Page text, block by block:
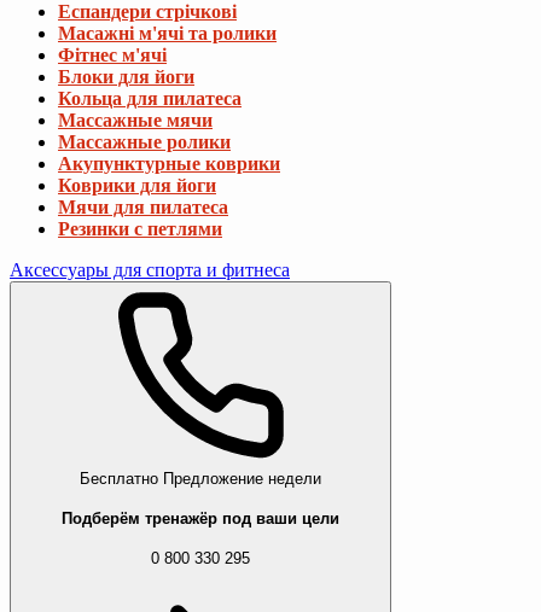
Еспандери стрічкові
Масажні м'ячі та ролики
Фітнес м'ячі
Блоки для йоги
Кольца для пилатеса
Массажные мячи
Массажные ролики
Акупунктурные коврики
Коврики для йоги
Мячи для пилатеса
Резинки с петлями
Аксессуары для спорта и фитнеса
Бесплатно Предложение недели
Подберём тренажёр под ваши цели
0 800 330 295